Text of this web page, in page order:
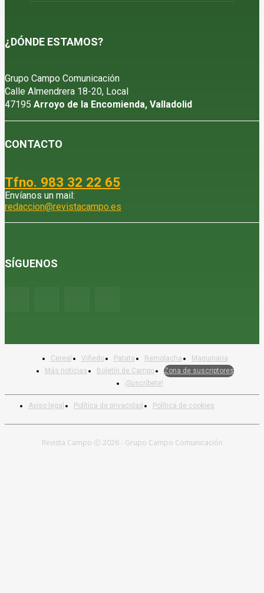
¿DÓNDE ESTAMOS?
Grupo Campo Comunicación
Calle Almendrera 18-20, Local
47195 Arroyo de la Encomienda, Valladolid
CONTACTO
Tfno. 983 32 22 65
Envíanos un mail:
redaccion@revistacampo.es
SÍGUENOS
Aviso legal Política de privacidad Política de cookies
Cereal Viñedo Patata Remolacha
Maquinaria
Más noticias
Boletín de Campo
Zona de suscriptores
¡Suscríbete!
Revista Campo Ⓒ 2026 - Grupo Campo Comunicación